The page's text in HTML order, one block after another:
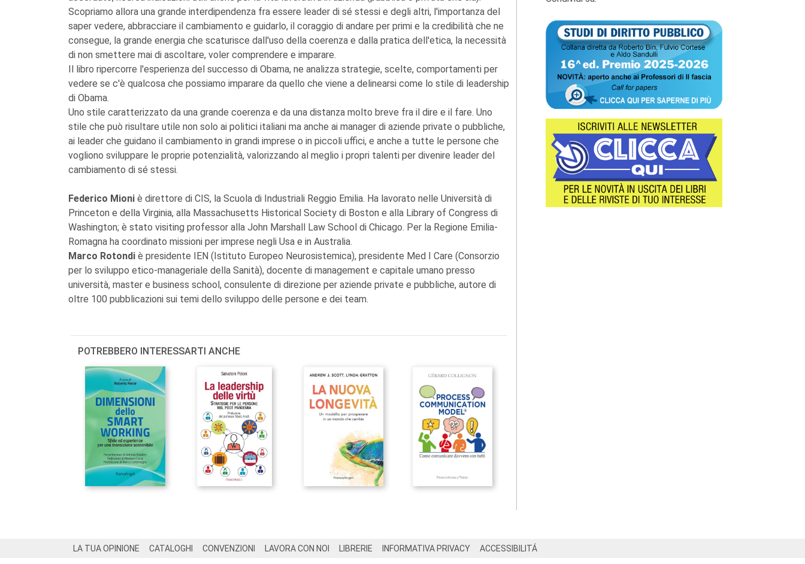
Scopriamo allora una grande interdipendenza fra essere leader di sé stessi e degli altri, l'importanza del
saper vedere, abbracciare il cambiamento e guidarlo, il coraggio di andare per primi e la credibilità che ne
consegue, la grande energia che scaturisce dall'uso della coerenza e dalla pratica dell'etica, la necessità
di non smettere mai di ascoltare, voler comprendere e imparare.
Il libro ripercorre l'esperienza del successo di Obama, ne analizza strategie, scelte, comportamenti per
vedere se c'è qualcosa che possiamo imparare da quello che viene a delinearsi come lo stile di leadership
di Obama.
Uno stile caratterizzato da una grande coerenza e da una distanza molto breve fra il dire e il fare. Uno
stile che può risultare utile non solo ai politici italiani ma anche ai manager di aziende private o pubbliche,
ai leader che guidano il cambiamento in grandi imprese o in piccoli uffici, e anche a tutte le persone che
vogliono sviluppare le proprie potenzialità, valorizzando al meglio i propri talenti per divenire leader del
cambiamento di sé stessi.
Federico Mioni è direttore di CIS, la Scuola di Industriali Reggio Emilia. Ha lavorato nelle Università di
Princeton e della Virginia, alla Massachusetts Historical Society di Boston e alla Library of Congress di
Washington; è stato visiting professor alla John Marshall Law School di Chicago. Per la Regione Emilia-
Romagna ha coordinato missioni per imprese negli Usa e in Australia.
Marco Rotondi è presidente IEN (Istituto Europeo Neurosistemica), presidente Med I Care (Consorzio
per lo sviluppo etico-manageriale della Sanità), docente di management e capitale umano presso
università, master e business school, consulente di direzione per aziende private e pubbliche, autore di
oltre 100 pubblicazioni sui temi dello sviluppo delle persone e dei team.
POTREBBERO INTERESSARTI ANCHE
LA TUA OPINIONE CATALOGHI CONVENZIONI LAVORA CON NOI LIBRERIE INFORMATIVA PRIVACY ACCESSIBILITÁ